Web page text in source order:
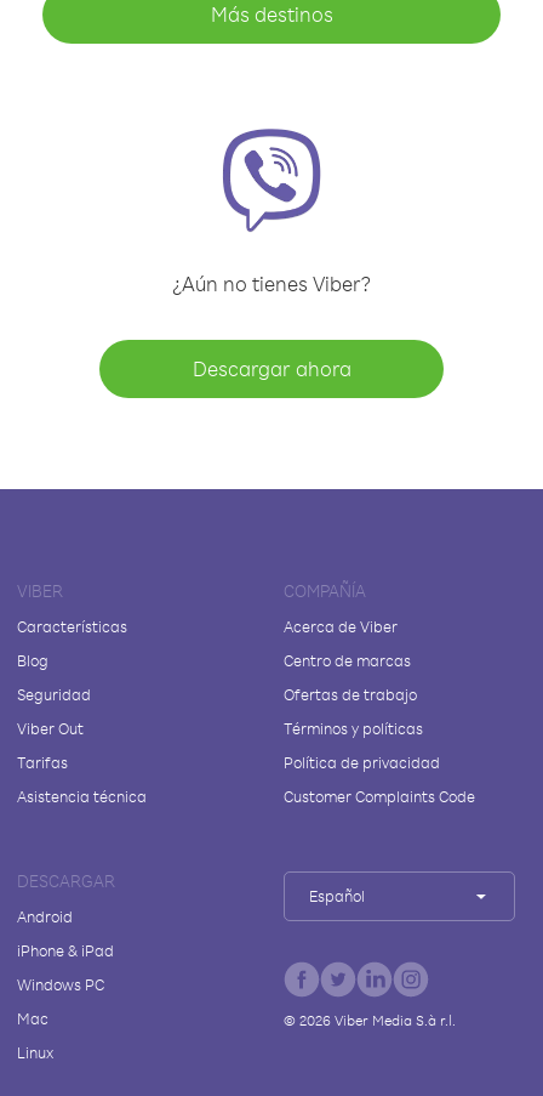
Más destinos
¿Aún no tienes Viber?
Descargar ahora
VIBER
Características
Blog
Seguridad
Viber Out
Tarifas
Asistencia técnica
COMPAÑÍA
Acerca de Viber
Centro de marcas
Ofertas de trabajo
Términos y políticas
Política de privacidad
Customer Complaints Code
DESCARGAR
Android
iPhone & iPad
Windows PC
Mac
Linux
Español
© 2026Viber Media S.à r.l.